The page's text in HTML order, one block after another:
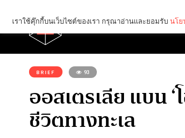
คุณกำลังอ่าน:
BRIEF 93
ออสเตรเลีย แบน
ชีวิตทางทะเล
เราใช้คุ๊กกี้บนเว็บไซต์ของเรา กรุณาอ่านและยอมรับ นโย